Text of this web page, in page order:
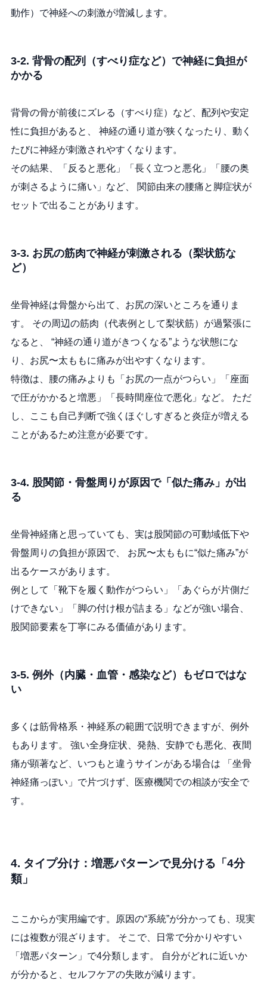
動作）で神経への刺激が増減します。
3-2. 背骨の配列（すべり症など）で神経に負担が
かかる
背骨の骨が前後にズレる（すべり症）など、配列や安定
性に負担があると、 神経の通り道が狭くなったり、動く
たびに神経が刺激されやすくなります。
その結果、「反ると悪化」「長く立つと悪化」「腰の奥
が刺さるように痛い」など、 関節由来の腰痛と脚症状が
セットで出ることがあります。
3-3. お尻の筋肉で神経が刺激される（梨状筋な
ど）
坐骨神経は骨盤から出て、お尻の深いところを通りま
す。 その周辺の筋肉（代表例として梨状筋）が過緊張に
なると、 “神経の通り道がきつくなる”ような状態にな
り、お尻〜太ももに痛みが出やすくなります。
特徴は、腰の痛みよりも「お尻の一点がつらい」「座面
で圧がかかると増悪」「長時間座位で悪化」など。 ただ
し、ここも自己判断で強くほぐしすぎると炎症が増える
ことがあるため注意が必要です。
3-4. 股関節・骨盤周りが原因で「似た痛み」が出
る
坐骨神経痛と思っていても、実は股関節の可動域低下や
骨盤周りの負担が原因で、 お尻〜太ももに“似た痛み”が
出るケースがあります。
例として「靴下を履く動作がつらい」「あぐらが片側だ
けできない」「脚の付け根が詰まる」などが強い場合、
股関節要素を丁寧にみる価値があります。
3-5. 例外（内臓・血管・感染など）もゼロではな
い
多くは筋骨格系・神経系の範囲で説明できますが、例外
もあります。 強い全身症状、発熱、安静でも悪化、夜間
痛が顕著など、いつもと違うサインがある場合は 「坐骨
神経痛っぽい」で片づけず、医療機関での相談が安全で
す。
4. タイプ分け：増悪パターンで見分ける「4分
類」
ここからが実用編です。原因の“系統”が分かっても、現実
には複数が混ざります。 そこで、日常で分かりやすい
「増悪パターン」で4分類します。 自分がどれに近いか
が分かると、セルフケアの失敗が減ります。